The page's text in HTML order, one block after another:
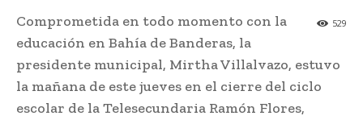
529
Comprometida en todo momento con la
educación en Bahía de Banderas, la
presidente municipal, Mirtha Villalvazo, estuvo
la mañana de este jueves en el cierre del ciclo
escolar de la Telesecundaria Ramón Flores,